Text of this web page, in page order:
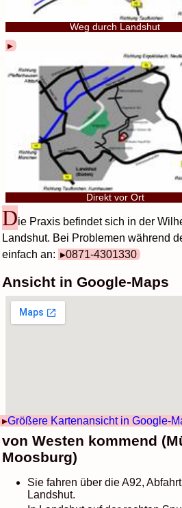
Weg durch Landshut
Direkt vor Ort
Die Praxis befindet sich in der
Landshut. Bei Problemen während
einfach an:
0871-4301330
Ansicht in Google-Maps
Größere Kartenansicht in Google-
von Westen kommend
Moosburg)
Sie fahren über die A92,
Landshut.